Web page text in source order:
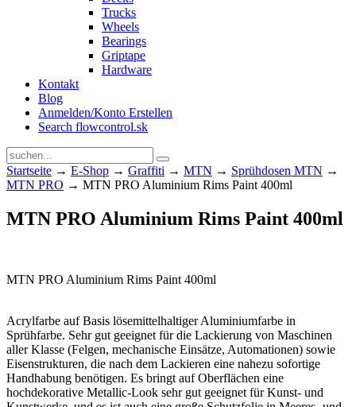
Trucks
Wheels
Bearings
Griptape
Hardware
Kontakt
Blog
Anmelden/Konto Erstellen
Search flowcontrol.sk
Startseite → E-Shop → Graffiti → MTN → Sprühdosen MTN →
MTN PRO → MTN PRO Aluminium Rims Paint 400ml
MTN PRO Aluminium Rims Paint 400ml
MTN PRO Aluminium Rims Paint 400ml
Acrylfarbe auf Basis lösemittelhaltiger Aluminiumfarbe in
Sprühfarbe. Sehr gut geeignet für die Lackierung von Maschinen
aller Klasse (Felgen, mechanische Einsätze, Automationen) sowie
Eisenstrukturen, die nach dem Lackieren eine nahezu sofortige
Handhabung benötigen. Es bringt auf Oberflächen eine
hochdekorative Metallic-Look sehr gut geeignet für Kunst- und